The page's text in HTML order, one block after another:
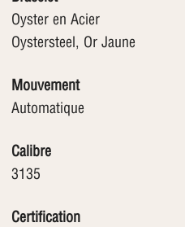
Oyster en Acier
Oystersteel, Or Jaune
Mouvement
Automatique
Calibre
3135
Certification